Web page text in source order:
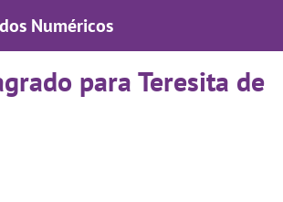
Numéricos
para Teresita de